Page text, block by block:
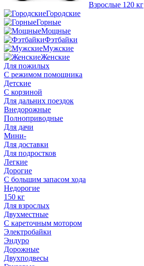
Взрослые 120 кг
Городские
Горные
Мощные
Фэтбайки
Мужские
Женские
Для пожилых
С режимом помощника
Детские
С корзиной
Для дальних поездок
Внедорожные
Полноприводные
Для дачи
Мини-
Для доставки
Для подростков
Легкие
Дорогие
С большим запасом хода
Недорогие
150 кг
Для взрослых
Двухместные
С кареточным мотором
Электробайки
Эндуро
Дорожные
Двухподвесы